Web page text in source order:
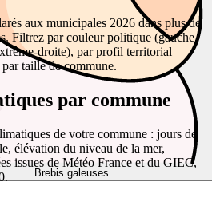
Brebis galeuses
aux municipales 2026 dans plus de
Filtrez par couleur politique (gauche,
droite), par profil territorial
taille de commune.
par commune
de votre commune : jours de
élévation du niveau de la mer,
issues de Météo France et du GIEC,